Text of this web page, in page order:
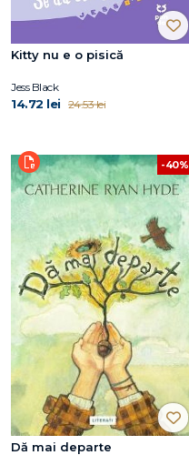
Kitty nu e o pisică
Jess Black
14.72 lei 24.53 lei
-40%
Dă mai departe